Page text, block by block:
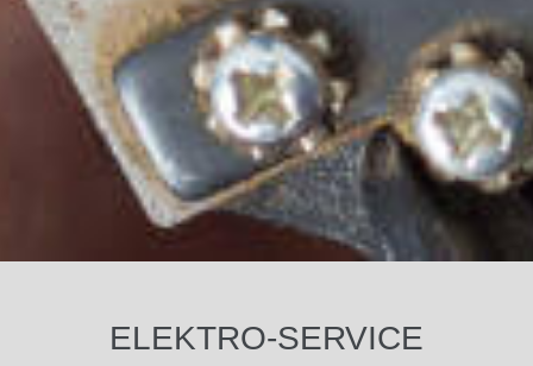
ELEKTRO-SERVICE